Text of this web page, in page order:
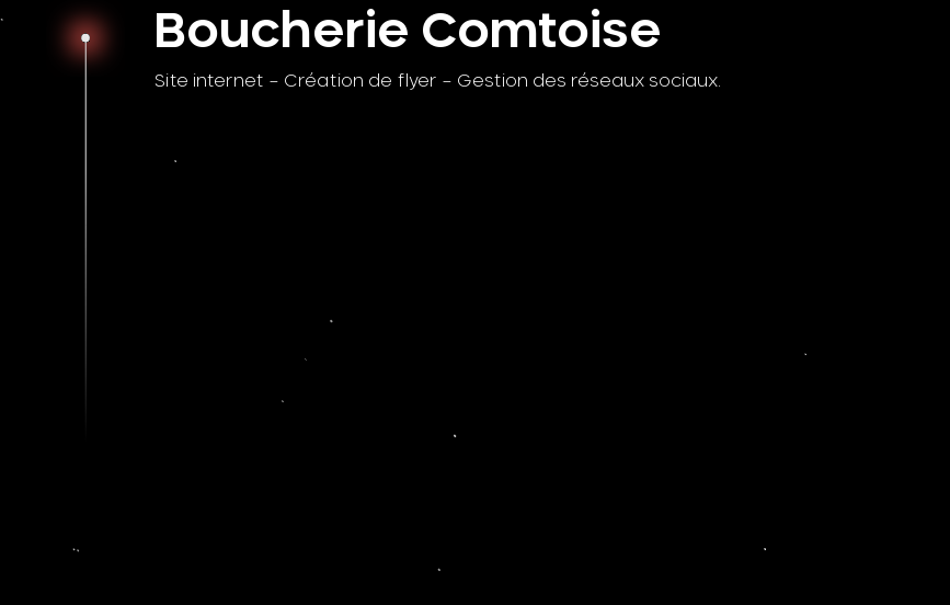
Boucherie Comtoise
Site internet – Création de flyer – Gestion des réseaux sociaux.